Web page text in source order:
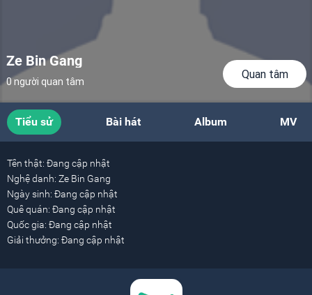
Ze Bin Gang
0 người quan tâm
Quan tâm
Tiểu sử Bài hát Album MV
Tên thật: Đang cập nhật
Nghệ danh: Ze Bin Gang
Ngày sinh: Đang cập nhật
Quê quán: Đang cập nhật
Quốc gia: Đang cập nhật
Giải thưởng: Đang cập nhật